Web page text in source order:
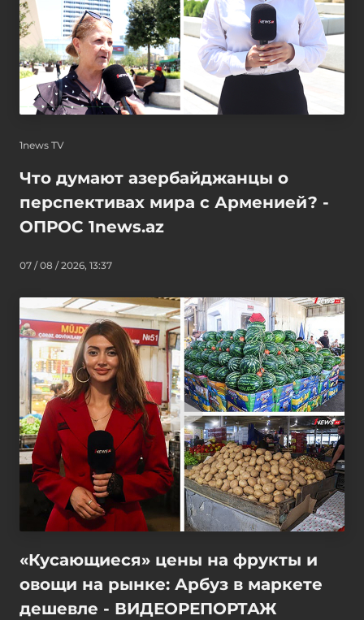
1news TV
Что думают азербайджанцы о
перспективах мира с Арменией? -
ОПРОС 1news.az
07 / 08 / 2026, 13:37
«Кусающиеся» цены на фрукты и
овощи на рынке: Арбуз в маркете
дешевле - ВИДЕОРЕПОРТАЖ